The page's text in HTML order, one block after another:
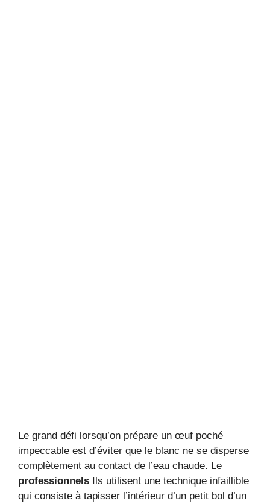
Le grand défi lorsqu’on prépare un œuf poché
impeccable est d’éviter que le blanc ne se disperse
complètement au contact de l’eau chaude. Le
professionnels Ils utilisent une technique infaillible
qui consiste à tapisser l’intérieur d’un petit bol d’un